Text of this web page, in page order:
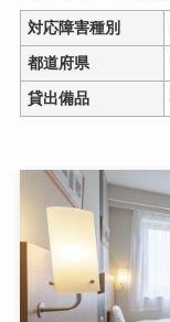
対応障害種別
都道府県
貸出備品